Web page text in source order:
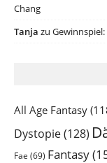
Chang
Tanja zu
All Age Fantasy
Dystopie(128)
Fae (69) Fantasy